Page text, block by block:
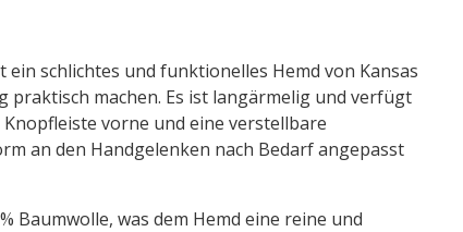
ein schlichtes und funktionelles Hemd von Kansas
praktisch machen. Es ist langärmelig und verfügt
vorne und eine verstellbare
an den Handgelenken nach Bedarf angepasst
Baumwolle, was dem Hemd eine reine und